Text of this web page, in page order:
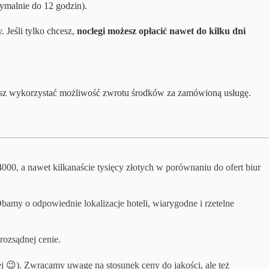
do 12 godzin).
Jeśli tylko chcesz, noclegi możesz opłacić nawet do kilku dni
wykorzystać możliwość zwrotu środków za zamówioną usługę.
a nawet kilkanaście tysięcy złotych w porównaniu do ofert biur
o odpowiednie lokalizacje hoteli, wiarygodne i rzetelne
cenie.
Zwracamy uwagę na stosunek ceny do jakości, ale też